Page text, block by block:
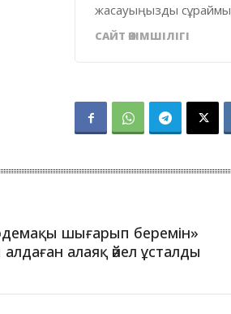
жасауыңызды
САЙТ ӘКІМШІЛІГІ
шығарып беремін»
алаяқ әйел ұсталды